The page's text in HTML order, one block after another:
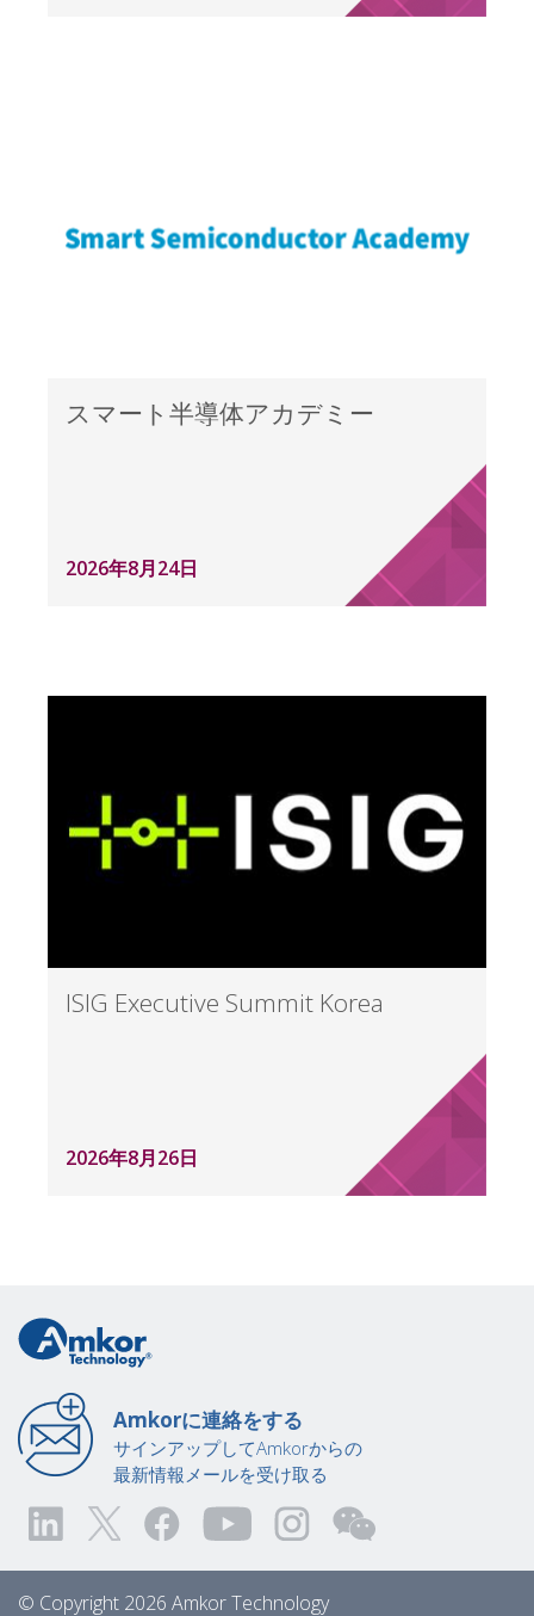
スマート半導体アカデミー
2026年8月24日
ISIG Executive Summit Korea
2026年8月26日
Amkorに連絡をする
サインアップしてAmkorからの
最新情報メールを受け取る
© Copyright 2026 Amkor Technology